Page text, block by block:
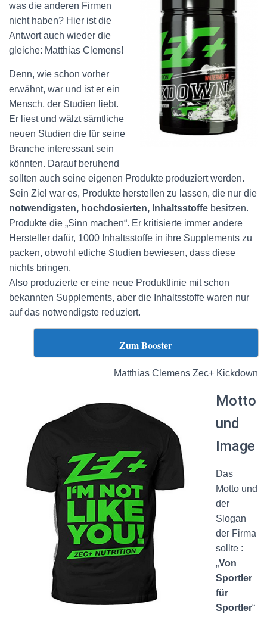
was die anderen Firmen
nicht haben? Hier ist die
Antwort auch wieder die
gleiche: Matthias Clemens!
Denn, wie schon vorher
erwähnt, war und ist er ein
Mensch, der Studien liebt.
Er liest und wälzt sämtliche
neuen Studien die für seine
Branche interessant sein
könnten. Darauf beruhend
sollten auch seine eigenen Produkte produziert werden.
Sein Ziel war es, Produkte herstellen zu lassen, die nur die
notwendigsten, hochdosierten, Inhaltsstoffe besitzen.
Produkte die „Sinn machen“. Er kritisierte immer andere
Hersteller dafür, 1000 Inhaltsstoffe in ihre Supplements zu
packen, obwohl etliche Studien bewiesen, dass diese
nichts bringen.
Also produzierte er eine neue Produktlinie mit schon
bekannten Supplements, aber die Inhaltsstoffe waren nur
auf das notwendigste reduziert.
Zum Booster
Matthias Clemens Zec+ Kickdown
Motto
und
Image
Das
Motto und
der
Slogan
der Firma
sollte :
„Von
Sportler
für
Sportler“